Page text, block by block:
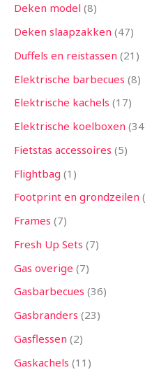
Deken model 8
Deken slaapzakken 47
Duffels en reistassen 21
Elektrische barbecues 8
Elektrische kachels 17
Elektrische koelboxen 34
Fietstas accessoires 5
Flightbag 1
Footprint en grondzeilen
Frames 7
Fresh Up Sets 7
Gas overige 7
Gasbarbecues 36
Gasbranders 23
Gasflessen 2
Gaskachels 11